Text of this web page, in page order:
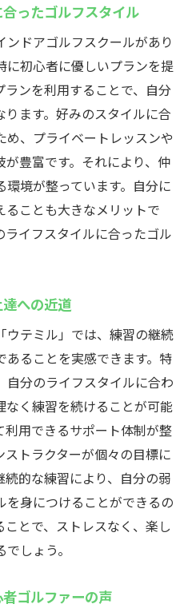
ったゴルフスタイル
ドアゴルフスクールがあり
に初心者に優しいプランを提
ンを利用することで、自分
ます。好みのスタイルに合
、プライベートレッスンや
豊富です。それにより、仲
境が整っています。自分に
ことも大きなメリットで
イフスタイルに合ったゴル
への近道
ウテミル」では、練習の継続
ることを実感できます。特
自分のライフスタイルに合わ
く練習を続けることが可能
用できるサポート体制が整
トラクターが個々の目標に
的な練習により、自分の弱
を身につけることができるの
とで、ストレスなく、楽し
しょう。
ゴルファーの声